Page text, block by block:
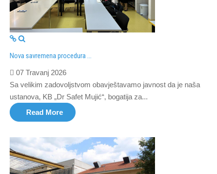
Nova savremena procedura ...
07 Travanj 2026
Sa velikim zadovoljstvom obavještavamo javnost da je naša
ustanova, KB „Dr Safet Mujić“, bogatija za...
Read More